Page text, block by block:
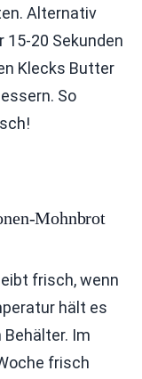
Alternativ
15-20 Sekunden
Klecks Butter
So
Mohnbrot
frisch, wenn
hält es
Im
frisch